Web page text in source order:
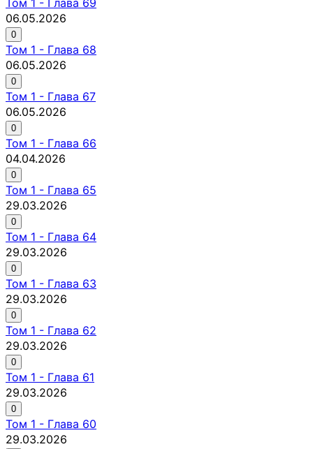
06.05.2026
0
Том 1 - Глава 68
06.05.2026
0
Том 1 - Глава 67
06.05.2026
0
Том 1 - Глава 66
04.04.2026
0
Том 1 - Глава 65
29.03.2026
0
Том 1 - Глава 64
29.03.2026
0
Том 1 - Глава 63
29.03.2026
0
Том 1 - Глава 62
29.03.2026
0
Том 1 - Глава 61
29.03.2026
0
Том 1 - Глава 60
29.03.2026